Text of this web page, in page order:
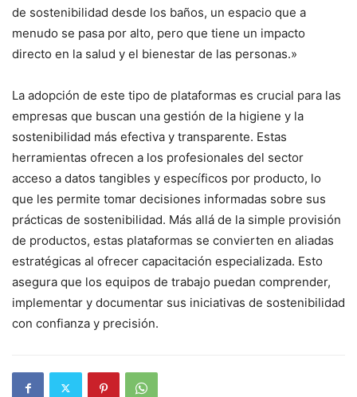
de sostenibilidad desde los baños, un espacio que a
menudo se pasa por alto, pero que tiene un impacto
directo en la salud y el bienestar de las personas.»
La adopción de este tipo de plataformas es crucial para las
empresas que buscan una gestión de la higiene y la
sostenibilidad más efectiva y transparente. Estas
herramientas ofrecen a los profesionales del sector
acceso a datos tangibles y específicos por producto, lo
que les permite tomar decisiones informadas sobre sus
prácticas de sostenibilidad. Más allá de la simple provisión
de productos, estas plataformas se convierten en aliadas
estratégicas al ofrecer capacitación especializada. Esto
asegura que los equipos de trabajo puedan comprender,
implementar y documentar sus iniciativas de sostenibilidad
con confianza y precisión.